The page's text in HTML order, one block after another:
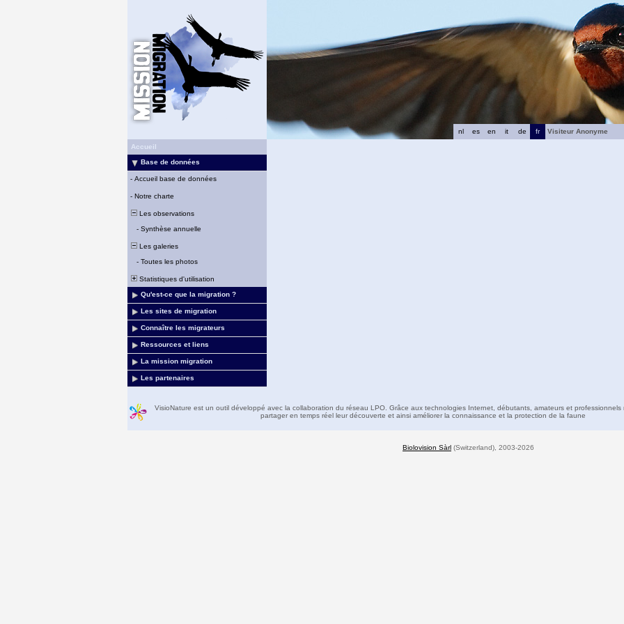
fr
de
it
en
es
nl
Visiteur Anonyme
Accueil
Base de données
- Accueil base de données
- Notre charte
Les observations
- Synthèse annuelle
Les galeries
- Toutes les photos
Statistiques d'utilisation
Qu'est-ce que la migration ?
Les sites de migration
Connaître les migrateurs
Ressources et liens
La mission migration
Les partenaires
VisioNature est un outil développé avec la collaboration du réseau LPO. Grâce aux technologies Internet, débutants, amateurs et professionnels
partager en temps réel leur découverte et ainsi améliorer la connaissance et la protection de la faune
Biolovision Sàrl (Switzerland), 2003-2026